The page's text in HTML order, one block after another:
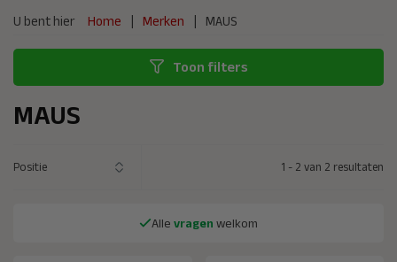
U bent hier Home Merken MAUS
Toon filters
MAUS
1 - 2 van 2 resultaten
Alle vragen welkom